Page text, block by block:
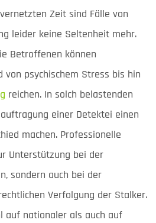
Zeit sind Fälle von
leider keine Seltenheit mehr.
Betroffenen können
von psychischem Stress bis hin
reichen. In solch belastenden
einer Detektei einen
machen. Professionelle
Unterstützung bei der
sondern auch bei der
Verfolgung der Stalker.
auf nationaler als auch auf